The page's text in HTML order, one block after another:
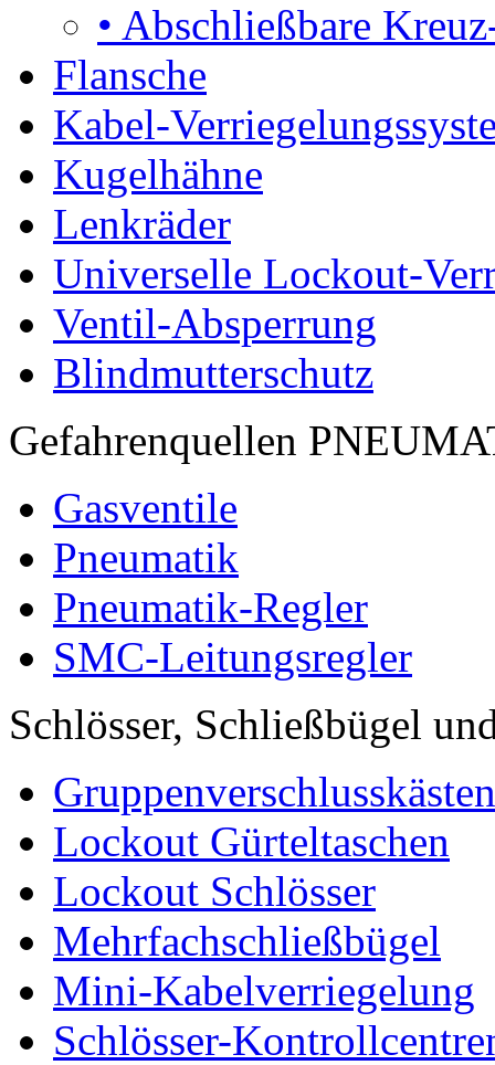
• Abschließbare
Flansche
Kabel-
Kugelhähne
Lenkräder
Universelle Lockout-
Ventil-Absperrung
Blindmutterschutz
Gefahrenquellen
Gasventile
Pneumatik
Pneumatik-Regler
SMC-Leitungsregler
Schlösser, Schließbügel
Gruppenverschlusskästen
Lockout Gürteltaschen
Lockout Schlösser
Mehrfachschließbügel
Mini-Kabelverriegelung
Schlösser-